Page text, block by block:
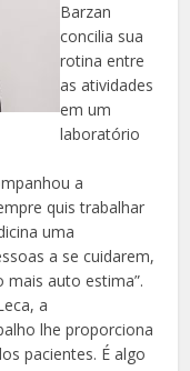
Barzan
concilia sua
rotina entre
as atividades
em um
laboratório
a
quis trabalhar
uma
a se cuidarem,
mais auto estima”.
a
lhe proporciona
pacientes. É algo